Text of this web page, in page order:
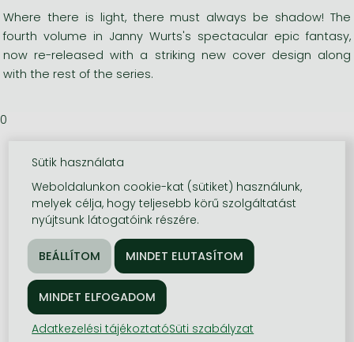
Where there is light, there must always be shadow! The
fourth volume in Janny Wurts's spectacular epic fantasy,
now re-released with a striking new cover design along
with the rest of the series.
0
Sütik használata
Weboldalunkon cookie-kat (sütiket) használunk,
melyek célja, hogy teljesebb körű szolgáltatást
nyújtsunk látogatóink részére.
Adatkezelési tájékoztatóSüti szabályzat